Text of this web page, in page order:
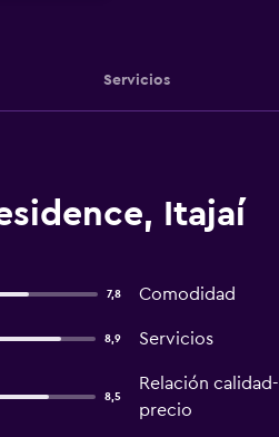
Servicios
Itajaí
7,8 Comodidad
8,9 Servicios
8,5
Relación calidad-
precio